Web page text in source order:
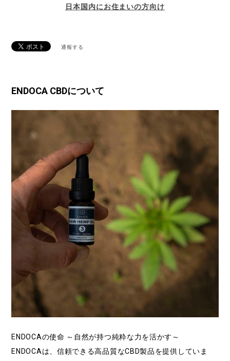
日本国内にお住まいの方向け
通報する
ENDOCA CBDについて
ENDOCAの使命 ～自然が持つ純粋な力を活かす～
ENDOCAは、信頼できる高品質なCBD製品を提供していま